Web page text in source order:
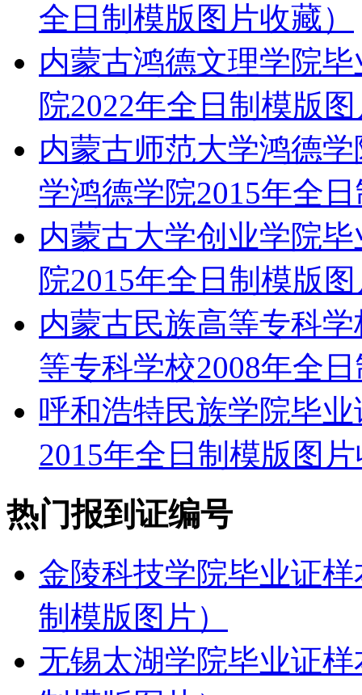
全日制模版图片收藏）
内蒙古鸿德文理学院
院2022年全日制模版
内蒙古师范大学鸿德
学鸿德学院2015年全
内蒙古大学创业学院
院2015年全日制模版
内蒙古民族高等专科
等专科学校2008年全
呼和浩特民族学院毕
2015年全日制模版图
热门报到证编号
金陵科技学院毕业证
制模版图片）
无锡太湖学院毕业证